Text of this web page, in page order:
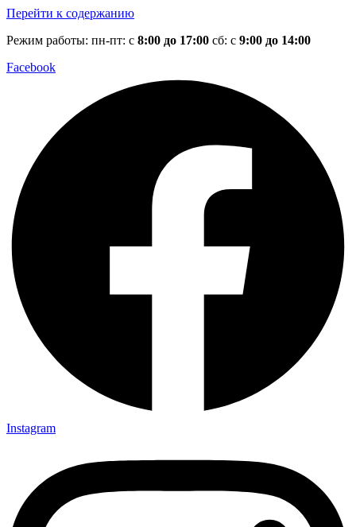
Перейти к содержанию
Режим работы: пн-пт: с 8:00 до 17:00 сб: с 9:00 до 14:00
Facebook
Instagram